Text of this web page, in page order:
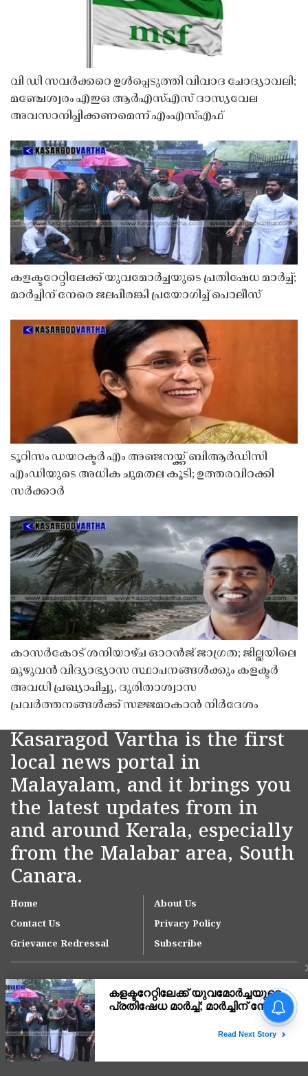
വി ഡി സവർക്കറെ ഉൾപ്പെടുത്തി വിവാദ ചോദ്യാവലി;
മഞ്ചേശ്വരം എഇഒ ആർഎസ്എസ് ദാസ്യവേല
അവസാനിപ്പിക്കണമെന്ന് എംഎസ്എഫ്
കളക്ടറേറ്റിലേക്ക് യുവമോർച്ചയുടെ പ്രതിഷേധ മാർച്ച്;
മാർച്ചിന് നേരെ ജലപീരങ്കി പ്രയോഗിച്ച് പൊലീസ്
ടൂറിസം ഡയറക്ടർ എം അഞ്ജനയ്ക്ക് ബിആർഡിസി
എംഡിയുടെ അധിക ചുമതല കൂടി; ഉത്തരവിറക്കി
സർക്കാർ
കാസർകോട് ശനിയാഴ്ച ഓറൻജ് ജാഗ്രത; ജില്ലയിലെ
മുഴുവൻ വിദ്യാഭ്യാസ സ്ഥാപനങ്ങൾക്കും കളക്ടർ
അവധി പ്രഖ്യാപിച്ചു, ദുരിതാശ്വാസ
പ്രവർത്തനങ്ങൾക്ക് സജ്ജമാകാൻ നിർദേശം
Kasaragod Vartha is the first
local news portal in
Malayalam, and it brings you
the latest updates from in
and around Kerala, especially
from the Malabar area, South
Canara.
Home
About Us
Contact Us
Privacy Policy
Grievance Redressal
Subscribe
Copyright © 2007-
ഓണക്കാലത്ത് 1,65,000
മെട്രിക് ടൺ അരി
'സഞ്ചരിക്കുന്ന റേഷൻ കട'